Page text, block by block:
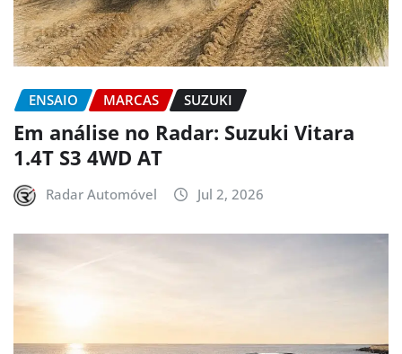
ENSAIO MARCAS SUZUKI
Em análise no Radar: Suzuki Vitara
1.4T S3 4WD AT
Radar Automóvel Jul 2, 2026